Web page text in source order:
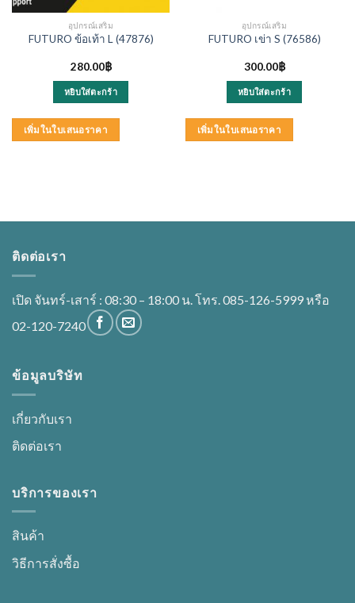
อุปกรณ์เสริม
FUTURO ข้อเท้า L (47876)
280.00฿
หยิบใส่ตะกร้า
เพิ่มในใบเสนอราคา
อุปกรณ์เสริม
FUTURO เข่า S (76586)
300.00฿
หยิบใส่ตะกร้า
เพิ่มในใบเสนอราคา
ติดต่อเรา
เปิด จันทร์-เสาร์ : 08:30 – 18:00 น. โทร. 085-126-5999 หรือ
02-120-7240
ข้อมูลบริษัท
เกี่ยวกับเรา
ติดต่อเรา
บริการของเรา
สินค้า
วิธีการสั่งซื้อ